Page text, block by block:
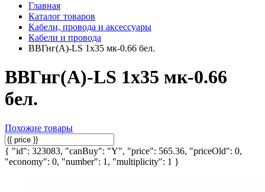
Главная
Каталог товаров
Кабели, провода и аксессуары
Кабели и провода
ВВГнг(А)-LS 1х35 мк-0.66 бел.
ВВГнг(А)-LS 1х35 мк-0.66
бел.
Похожие товары
{ "id": 323083, "canBuy": "Y", "price": 565.36, "priceOld": 0,
"economy": 0, "number": 1, "multiplicity": 1 }